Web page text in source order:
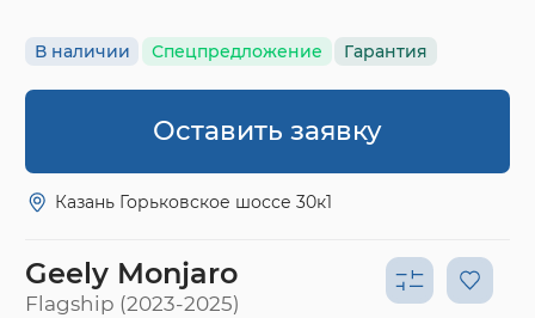
В наличии Спецпредложение Гарантия
Оставить заявку
Казань Горьковское шоссе 30к1
Geely Monjaro
Flagship (2023-2025)